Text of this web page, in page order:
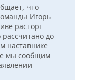
что
Игорь
расторг
рассчитано до
наставнике
мы сообщим